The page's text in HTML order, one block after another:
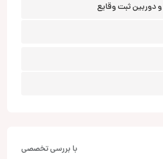
دوربین ثبت وقایع
با بررسی تخصصی